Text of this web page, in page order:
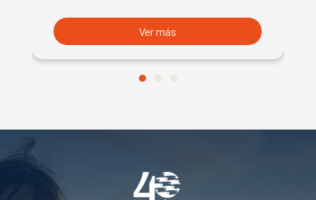
Ver más